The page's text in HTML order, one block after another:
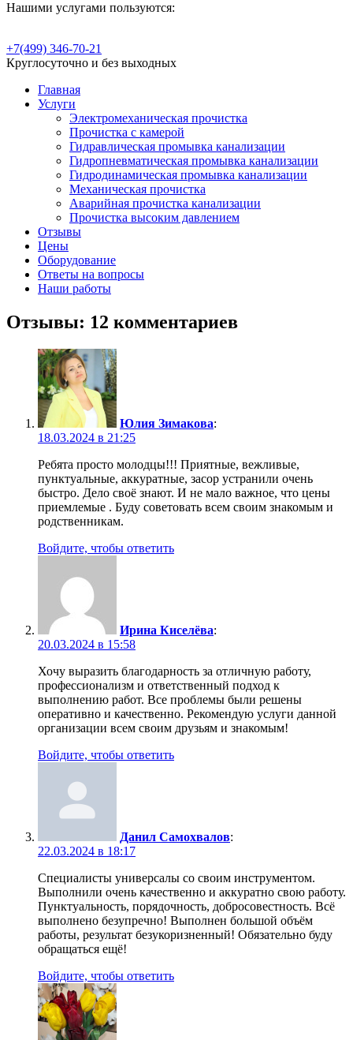
Нашими услугами пользуются:
+7(499) 346-70-21
Круглосуточно и без выходных
Главная
Услуги
Электромеханическая прочистка
Прочистка с камерой
Гидравлическая промывка канализации
Гидропневматическая промывка канализации
Гидродинамическая промывка канализации
Механическая прочистка
Аварийная прочистка канализации
Прочистка высоким давлением
Отзывы
Цены
Оборудование
Ответы на вопросы
Наши работы
Отзывы: 12 комментариев
Юлия Зимакова:
18.03.2024 в 21:25
Ребята просто молодцы!!! Приятные, вежливые,
пунктуальные, аккуратные, засор устранили очень
быстро. Дело своё знают. И не мало важное, что цены
приемлемые . Буду советовать всем своим знакомым и
родственникам.
Войдите, чтобы ответить
Ирина Киселёва:
20.03.2024 в 15:58
Хочу выразить благодарность за отличную работу,
профессионализм и ответственный подход к
выполнению работ. Все проблемы были решены
оперативно и качественно. Рекомендую услуги данной
организации всем своим друзьям и знакомым!
Войдите, чтобы ответить
Данил Самохвалов:
22.03.2024 в 18:17
Специалисты универсалы со своим инструментом.
Выполнили очень качественно и аккуратно свою работу.
Пунктуальность, порядочность, добросовестность. Всё
выполнено безупречно! Выполнен большой объём
работы, результат безукоризненный! Обязательно буду
обращаться ещё!
Войдите, чтобы ответить